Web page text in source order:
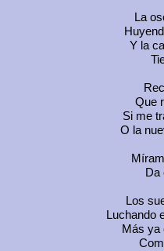
La
Y la
Que
Si me
O la
Da
Los
Luchando
Más ya